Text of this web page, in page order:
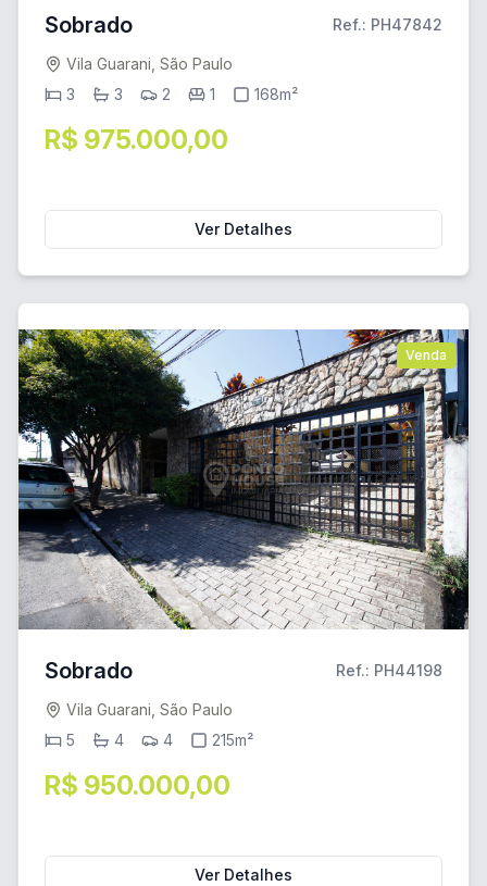
Sobrado Ref.: PH47842
Vila Guarani, São Paulo
3
3 2 1 168m²
R$ 975.000,00
Ver Detalhes
Venda
Sobrado Ref.: PH44198
Vila Guarani, São Paulo
5
4 4 215m²
R$ 950.000,00
Ver Detalhes